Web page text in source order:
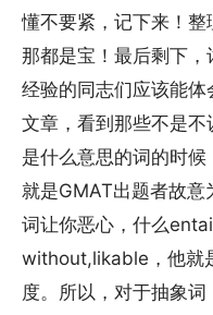
懂不要紧，记下来！整
那都是宝！最后剩下
经验的同志们应该能
文章，看到那些不是
是什么意思的词的时
就是GMAT出题者故意
词让你恶心，什么
without,likable，他就
度。所以，对于抽象